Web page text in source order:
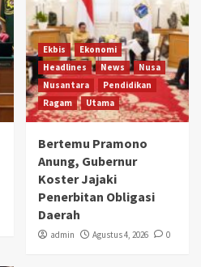
Ekbis
Ekonomi
Headlines
News
Nusa
Nusantara
Pendidikan
Ragam
Utama
Bertemu Pramono
Anung, Gubernur
Koster Jajaki
Penerbitan Obligasi
Daerah
admin Agustus 4, 2026 0